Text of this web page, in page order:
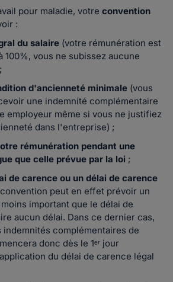
pour maladie, votre convention
:
du salaire (votre rémunération est
100%, vous ne subissez aucune
d'ancienneté minimale (vous
une indemnité complémentaire
employeur même si vous ne justifiez
dans l'entreprise) ;
rémunération pendant une
que celle prévue par la loi ;
de carence ou un délai de carence
peut en effet prévoir un
important que le délai de
aucun délai. Dans ce dernier cas,
indemnités complémentaires de
donc dès le 1ᵉʳ jour
du délai de carence légal